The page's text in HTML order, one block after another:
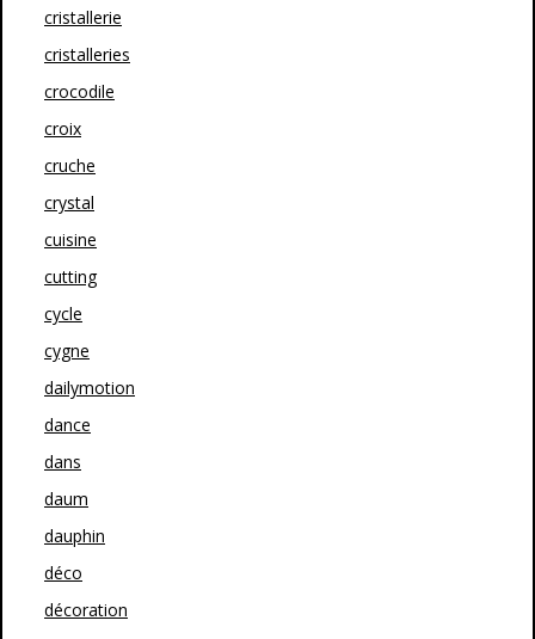
cristallerie
cristalleries
crocodile
croix
cruche
crystal
cuisine
cutting
cycle
cygne
dailymotion
dance
dans
daum
dauphin
déco
décoration